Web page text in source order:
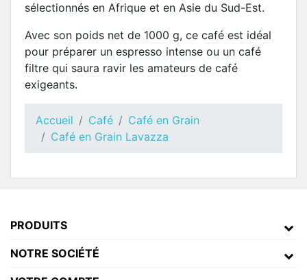
sélectionnés en Afrique et en Asie du Sud-Est.
Avec son poids net de 1000 g, ce café est idéal
pour préparer un espresso intense ou un café
filtre qui saura ravir les amateurs de café
exigeants.
Accueil Café
Café en Grain
Café en Grain Lavazza
PRODUITS
NOTRE SOCIÉTÉ